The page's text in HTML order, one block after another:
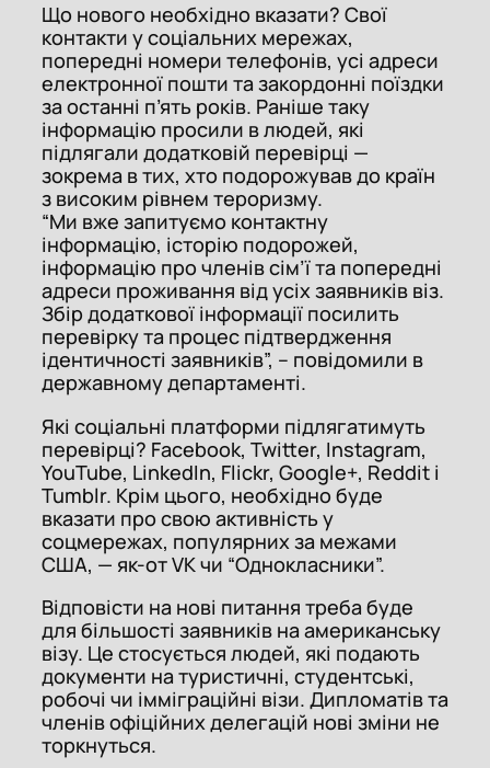
Що нового необхідно вказати? Свої
контакти у соціальних мережах,
попередні номери телефонів, усі адреси
електронної пошти та закордонні поїздки
за останні п’ять років. Раніше таку
інформацію просили в людей, які
підлягали додатковій перевірці —
зокрема в тих, хто подорожував до країн
з високим рівнем тероризму.
“Ми вже запитуємо контактну
інформацію, історію подорожей,
інформацію про членів сім’ї та попередні
адреси проживання від усіх заявників віз.
Збір додаткової інформації посилить
перевірку та процес підтвердження
ідентичності заявників”, – повідомили в
державному департаменті.
Які соціальні платформи підлягатимуть
перевірці? Facebook, Twitter, Instagram,
YouTube, LinkedIn, Flickr, Google+, Reddit і
Tumblr. Крім цього, необхідно буде
вказати про свою активність у
соцмережах, популярних за межами
США, — як-от VK чи “Однокласники”.
Відповісти на нові питання треба буде
для більшості заявників на американську
візу. Це стосується людей, які подають
документи на туристичні, студентські,
робочі чи імміграційні візи. Дипломатів та
членів офіційних делегацій нові зміни не
торкнуться.